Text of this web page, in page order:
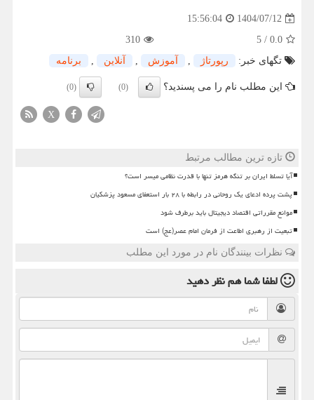
1404/07/12
15:56:04
0.0
/
5
310
تگهای خبر:
رپورتاژ , آموزش , آنلاین , برنامه
این مطلب نام را می پسندید؟ (0)
(0)
X
تازه ترین مطالب مرتبط
آیا تسلط ایران بر تنگه هرمز تنها با قدرت نظامی میسر است؟
پشت پرده ادعای یک روحانی در رابطه با ۲۸ بار استعفای مسعود پزشکیان
موانع مقرراتی اقتصاد دیجیتال باید برطرف شود
تبعیت از رهبری اطاعت از فرمان امام عصر(عج) است
نظرات بینندگان نام در مورد این مطلب
لطفا شما همنظر دهید